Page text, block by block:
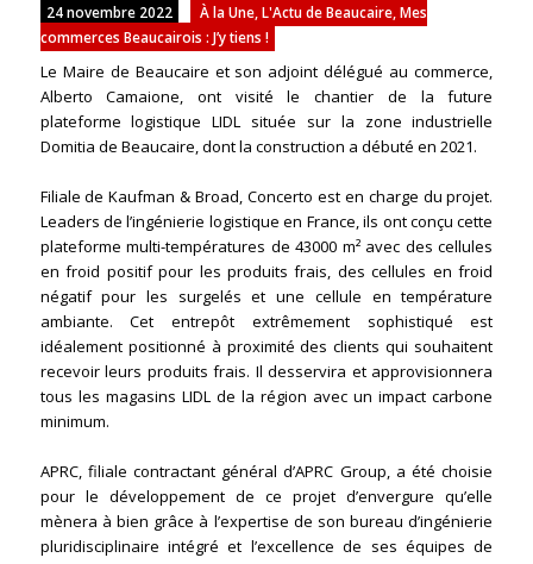
24 novembre 2022 À la Une, L'Actu de Beaucaire, Mes
commerces Beaucairois : J’y tiens !
Le Maire de Beaucaire et son adjoint délégué au commerce,
Alberto Camaione, ont visité le chantier de la future
plateforme logistique LIDL située sur la zone industrielle
Domitia de Beaucaire, dont la construction a débuté en 2021.
Filiale de Kaufman & Broad, Concerto est en charge du projet.
Leaders de l’ingénierie logistique en France, ils ont conçu cette
plateforme multi-températures de 43000 m² avec des cellules
en froid positif pour les produits frais, des cellules en froid
négatif pour les surgelés et une cellule en température
ambiante. Cet entrepôt extrêmement sophistiqué est
idéalement positionné à proximité des clients qui souhaitent
recevoir leurs produits frais. Il desservira et approvisionnera
tous les magasins LIDL de la région avec un impact carbone
minimum.
APRC, filiale contractant général d’APRC Group, a été choisie
pour le développement de ce projet d’envergure qu’elle
mènera à bien grâce à l’expertise de son bureau d’ingénierie
pluridisciplinaire intégré et l’excellence de ses équipes de